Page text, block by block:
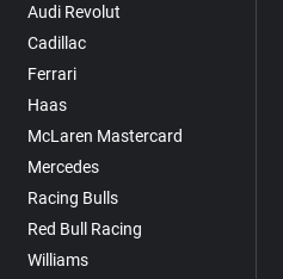
Audi Revolut
Cadillac
Ferrari
Haas
McLaren Mastercard
Mercedes
Racing Bulls
Red Bull Racing
Williams